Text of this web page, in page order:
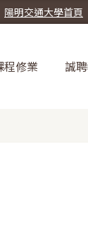
陽明交通大學首頁
程修業 誠